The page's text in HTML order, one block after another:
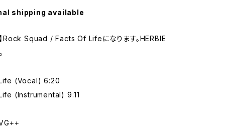
shipping available
Rock Squad / Facts Of Lifeになります。HERBIE
(Vocal) 6:20
(Instrumental) 9:11